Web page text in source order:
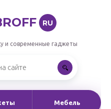
RU
и современные гаджеты
Мебель